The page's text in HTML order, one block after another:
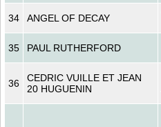
34 ANGEL OF DECAY
35 PAUL RUTHERFORD
36
CEDRIC VUILLE ET JEAN
20 HUGUENIN